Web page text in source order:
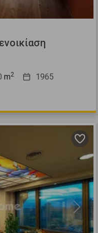
m2 1965
Next